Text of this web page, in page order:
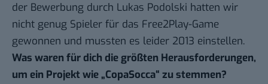
der Bewerbung durch Lukas Podolski hatten wir
nicht genug Spieler für das Free2Play-Game
gewonnen und mussten es leider 2013 einstellen.
Was waren für dich die größten Herausforderungen,
um ein Projekt wie „CopaSocca“ zu stemmen?